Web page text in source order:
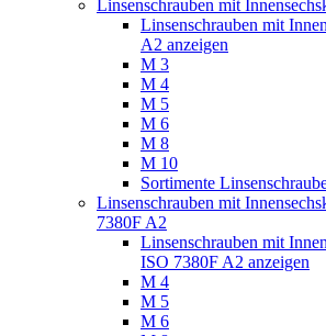
Linsenschrauben mit
Linsenschrauben mit
A2 anzeigen
M 3
M 4
M 5
M 6
M 8
M 10
Sortimente
Linsenschrauben mit
7380F A2
Linsenschrauben mit
ISO 7380F A2 anzeigen
M 4
M 5
M 6